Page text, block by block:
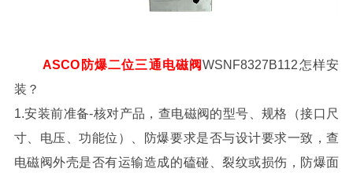
ASCO防爆二位三通电磁阀WSNF8327B112怎样安
装？
1.安装前准备-核对产品，查电磁阀的型号、规格（接口尺
寸、电压、功能位）、防爆要求是否与设计要求一致，查
电磁阀外壳是否有运输造成的磕碰、裂纹或损伤，防爆面